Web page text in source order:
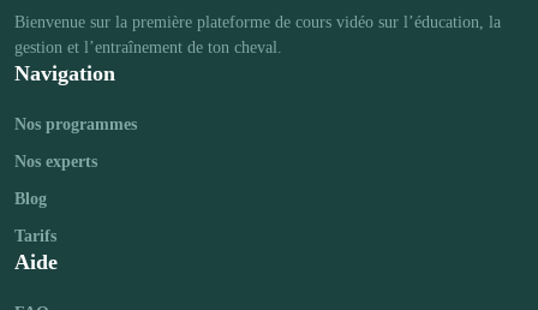
Bienvenue sur la première plateforme de cours vidéo sur l’éducation, la
Navigation
Nos programmes
Nos experts
Blog
Tarifs
Aide